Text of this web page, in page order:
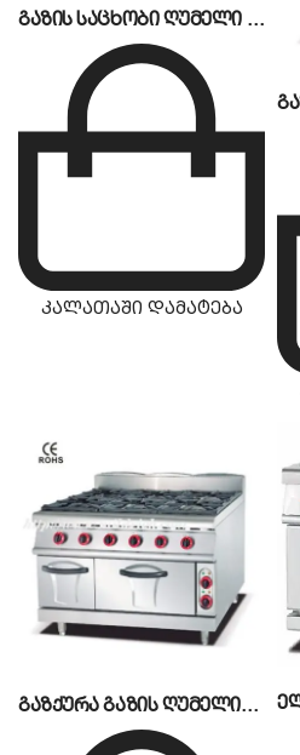
გაზის საცხობი ღუმელი 5-სართულიანი CSA
კალათაში დამატება
გაზქურა გაზის ღუმელითა და კარადით MA-996G-A